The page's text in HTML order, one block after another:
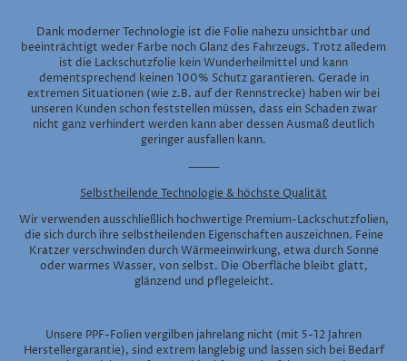
Dank moderner Technologie ist die Folie nahezu unsichtbar und
beeinträchtigt weder Farbe noch Glanz des Fahrzeugs. Trotz alledem
ist die Lackschutzfolie kein Wunderheilmittel und kann
dementsprechend keinen 100% Schutz garantieren. Gerade in
extremen Situationen (wie z.B. auf der Rennstrecke) haben wir bei
unseren Kunden schon feststellen müssen, dass ein Schaden zwar
nicht ganz verhindert werden kann aber dessen Ausmaß deutlich
geringer ausfallen kann.
⸻
Selbstheilende Technologie & höchste Qualität
Wir verwenden ausschließlich hochwertige Premium-Lackschutzfolien,
die sich durch ihre selbstheilenden Eigenschaften auszeichnen. Feine
Kratzer verschwinden durch Wärmeeinwirkung, etwa durch Sonne
oder warmes Wasser, von selbst. Die Oberfläche bleibt glatt,
glänzend und pflegeleicht.
Unsere PPF-Folien vergilben jahrelang nicht (mit 5-12 Jahren
Herstellergarantie), sind extrem langlebig und lassen sich bei Bedarf